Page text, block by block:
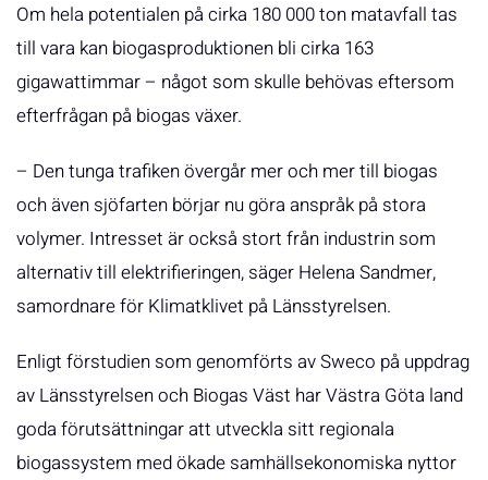
Om hela potentialen på cirka 180 000 ton matavfall tas
till vara kan biogasproduktionen bli cirka 163
gigawattimmar – något som skulle behövas eftersom
efterfrågan på biogas växer.
– Den tunga trafiken övergår mer och mer till biogas
och även sjöfarten börjar nu göra anspråk på stora
volymer. Intresset är också stort från industrin som
alternativ till elektrifieringen, säger Helena Sandmer,
samordnare för Klimatklivet på Länsstyrelsen.
Enligt förstudien som genomförts av Sweco på uppdrag
av Länsstyrelsen och Biogas Väst har Västra Göta land
goda förutsättningar att utveckla sitt regionala
biogassystem med ökade samhällsekonomiska nyttor